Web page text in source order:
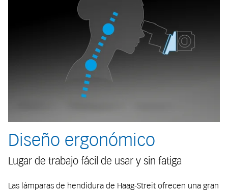
Diseño ergonómico
Lugar de trabajo fácil de usar y sin fatiga
Las lámparas de hendidura de Haag-Streit ofrecen una gran